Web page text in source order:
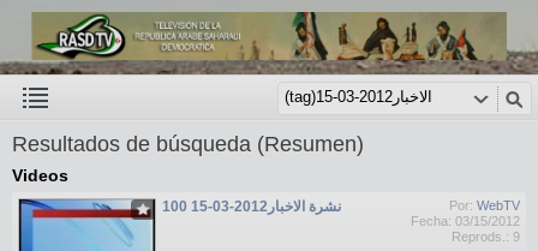
Resultados de búsqueda (Resumen)
Videos
Por: WebTV
Fecha: 03/15/2012
Reprods.: 9
نشرة الاخبار2012-03-15 100